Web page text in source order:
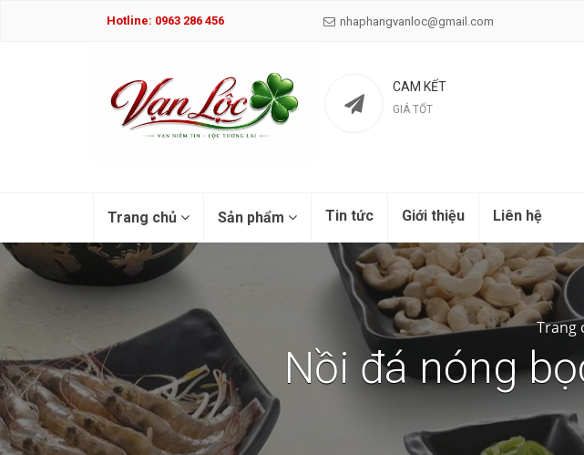
Hotline: 0963 286 456 nhaphangvanloc@gmail.com
CAM KẾT
GIÁ TỐT
Trang chủ Sản phẩm Tin tức Giới thiệu Liên hệ
Trang
Nồi đá nóng